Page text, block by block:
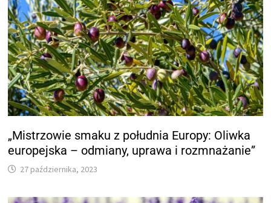
„Mistrzowie smaku z południa Europy: Oliwka
europejska – odmiany, uprawa i rozmnażanie”
27 października, 2023